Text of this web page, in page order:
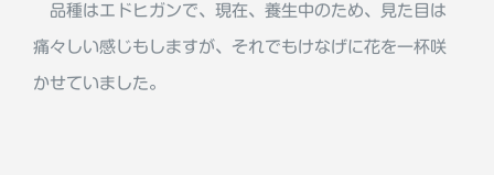
品種はエドヒガンで、現在、養生中のため、見た目は
痛々しい感じもしますが、それでもけなげに花を一杯咲
かせていました。